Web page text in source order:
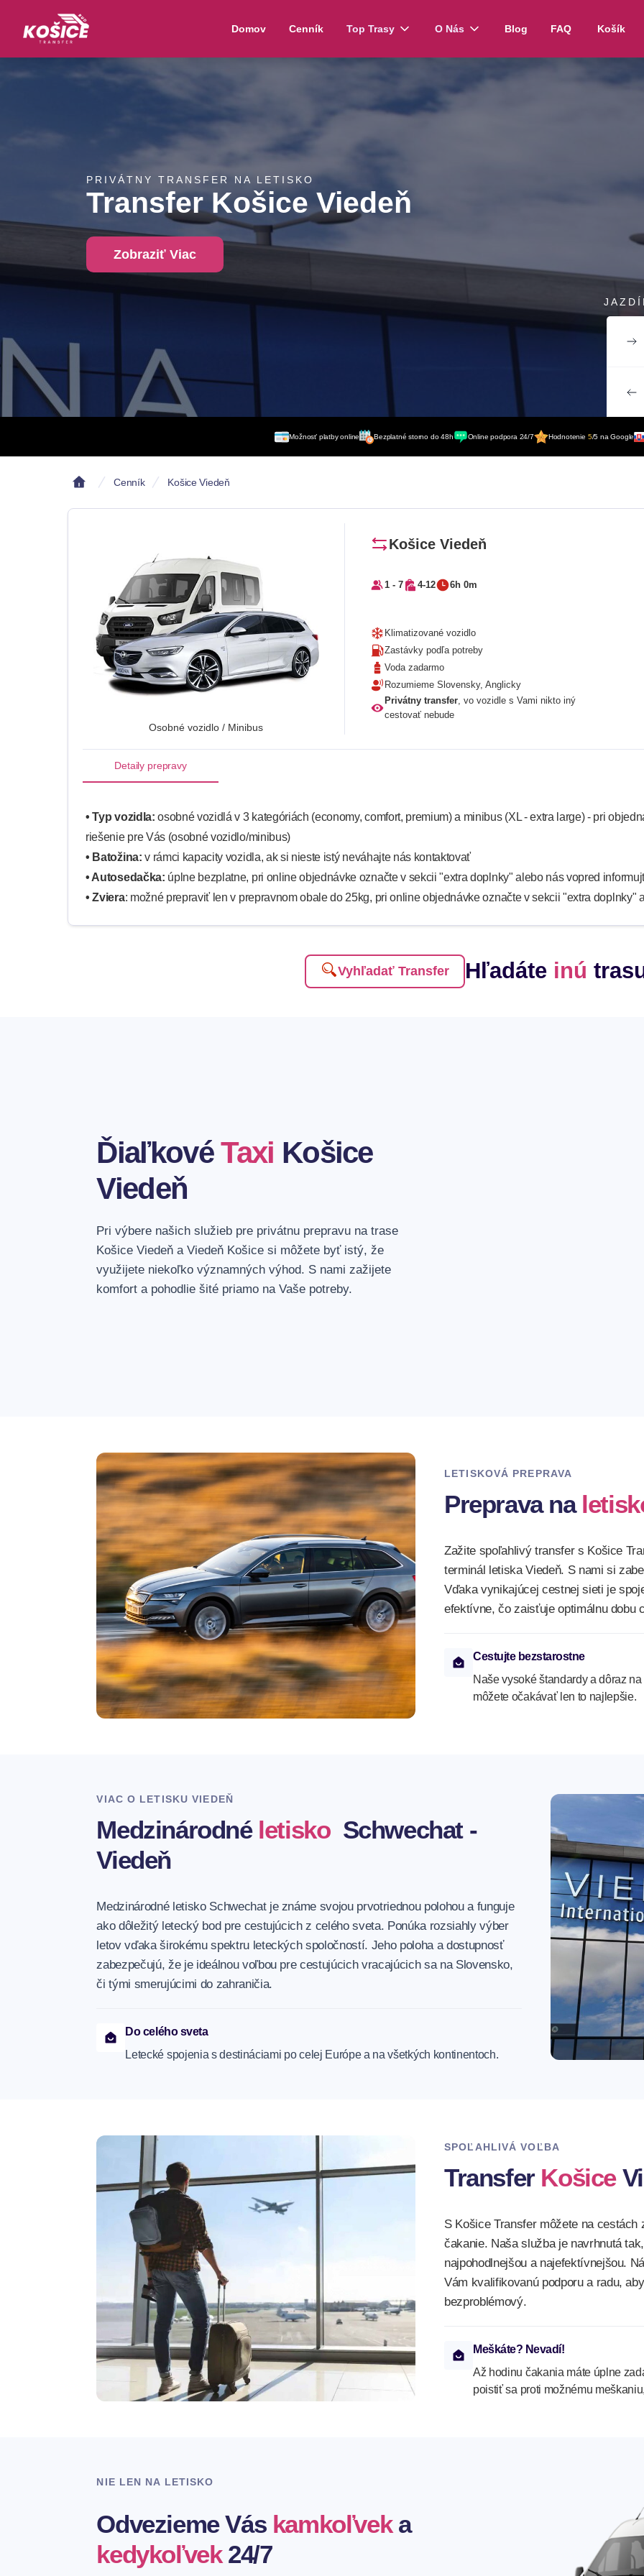
Domov Cenník Top Trasy O Nás Blog FAQ Košík
PRIVÁTNY TRANSFER NA LETISKO
Transfer Košice Viedeň
Zobraziť Viac
Možnosť platby online Bezplatné storno do 48h Online podpora 24/7 Hodnotenie 5/5 na Google
Cenník Košice Viedeň
Osobné vozidlo / Minibus
Košice Viedeň
1 - 7 4-12 6h 0m
Klimatizované vozidlo
Zastávky podľa potreby
Voda zadarmo
Rozumieme Slovensky, Anglicky
Privátny transfer, vo vozidle s Vami nikto iný
cestovať nebude
Detaily prepravy
• Typ vozidla:osobné vozidlá v 3 kategóriách (economy, comfort, premium) a minibus (XL - extra large) - pri
riešenie pre Vás (osobné vozidlo/minibus)
• Batožina: v rámci kapacity vozidla, ak si nieste istý neváhajte nás kontaktovať
• Autosedačka: úplne bezplatne, pri online objednávke označte v sekcii "extra doplnky" alebo nás vopred
• Zviera: možné prepraviť len v prepravnom obale do 25kg, pri online objednávke označte v sekcii "extra doplnky"
Vyhľadať Transfer Hľadáte inú
ĎiaľkovéTaxi Košice
Viedeň
Pri výbere našich služieb pre privátnu prepravu na trase
Košice Viedeň a Viedeň Košice si môžete byť istý, že
využijete niekoľko významných výhod. S nami zažijete
komfort a pohodlie šité priamo na Vaše potreby.
LETISKOVÁ PREPRAVA
Preprava na
Zažite spoľahlivý transfer s Košice
terminál letiska Viedeň. S nami si
Vďaka vynikajúcej cestnej sieti je
efektívne, čo zaisťuje optimálnu dobu
Cestujte bezstarostne
Naše vysoké štandardy a dôraz
môžete očakávať len to najlepšie.
VIAC O LETISKU VIEDEŇ
Medzinárodné letiskoSchwechat -
Viedeň
Medzinárodné letisko Schwechat je známe svojou prvotriednou polohou a funguje
ako dôležitý letecký bod pre cestujúcich z celého sveta. Ponúka rozsiahly výber
letov vďaka širokému spektru leteckých spoločností. Jeho poloha a dostupnosť
zabezpečujú, že je ideálnou voľbou pre cestujúcich vracajúcich sa na Slovensko,
či tými smerujúcimi do zahraničia.
Do celého sveta
Letecké spojenia s destináciami po celej Európe a na všetkých kontinentoch.
SPOĽAHLIVÁ VOĽBA
Transfer Košice
S Košice Transfer môžete na
čakanie. Naša služba je navrhnutá
najpohodlnejšou a najefektívnejšou.
Vám kvalifikovanú podporu a radu,
bezproblémový.
Meškáte? Nevadí!
Až hodinu čakania máte úplne
poistiť sa proti možnému
NIE LEN NA LETISKO
Odvezieme Vás kamkoľveka
kedykoľvek24/7